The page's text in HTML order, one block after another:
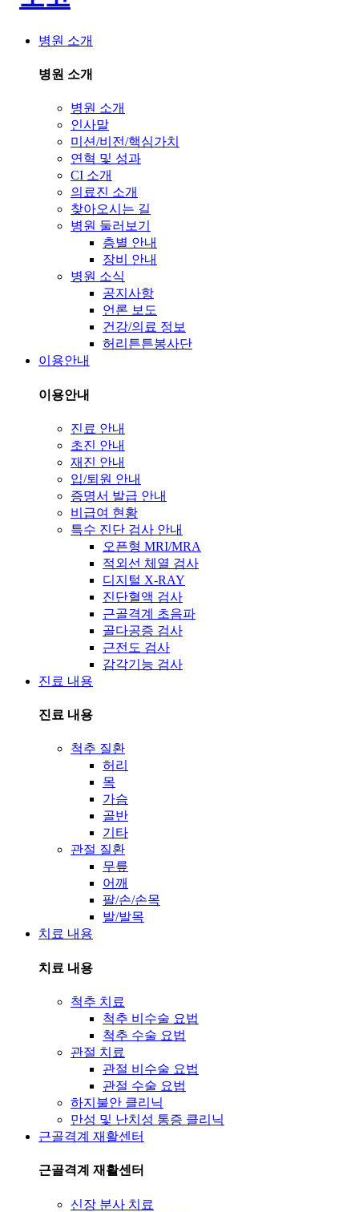
병원 소개
병원 소개
병원 소개
인사말
미션/비전/핵심가치
연혁 및 성과
CI 소개
의료진 소개
찾아오시는 길
병원 둘러보기
층별 안내
장비 안내
병원 소식
공지사항
언론 보도
건강/의료 정보
허리튼튼봉사단
이용안내
이용안내
진료 안내
초진 안내
재진 안내
입/퇴원 안내
증명서 발급 안내
비급여 현황
특수 진단 검사 안내
오픈형 MRI/MRA
적외선 체열 검사
디지털 X-RAY
진단혈액 검사
근골격계 초음파
골다공증 검사
근전도 검사
감각기능 검사
진료 내용
진료 내용
척추 질환
허리
목
가슴
골반
기타
관절 질환
무릎
어깨
팔/손/손목
발/발목
치료 내용
치료 내용
척추 치료
척추 비수술 요법
척추 수술 요법
관절 치료
관절 비수술 요법
관절 수술 요법
하지불안 클리닉
만성 및 난치성 통증 클리닉
근골격계 재활센터
근골격계 재활센터
신장 분사 치료